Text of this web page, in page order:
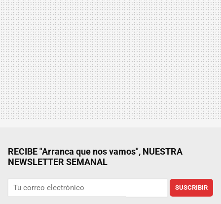
RECIBE "Arranca que nos vamos", NUESTRA
NEWSLETTER SEMANAL
SUSCRIBIR